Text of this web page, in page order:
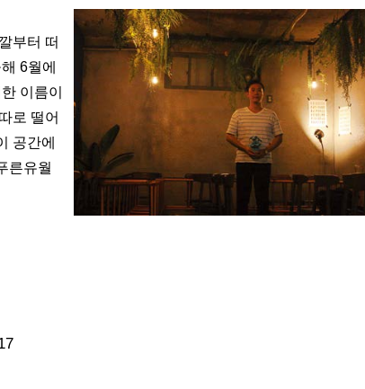
부터 떠
6월에
이름이
로 떨어
공간에
른유월